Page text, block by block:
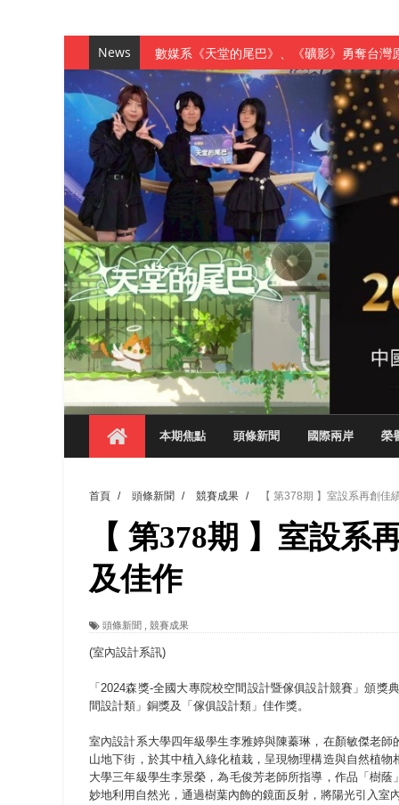
News
數媒系《天堂的尾巴》、《礦影》勇奪台灣
師生攜手磨練一個月！觀管系榮獲天籟盃
一銀彭仁主中國科大開講 解密AI時代的金
通識教育中心主辦「114學年度AI英文自我
數據後的溫度：財金系傑出校友共議「人
森城建設股份有限公司捐贈 嘉惠行管系莘
產學合作新里程！財金系師生參訪中租控股
英文公園 315期
【 第404期 】影視系榮獲59屆美國休士頓
【 第404期 】你抓得到我嗎？數媒系VR新
【 第404期 】數媒系《光影潛歷史》榮獲
【 第404期 】探索空間設計解方 室設系學
【 第404期 】從創意到實踐 數媒系學生於
【 第404期 】以品格奠基、用領導領航：
領航AI創先例！ 數媒系錄音室獲「杜比全
觀管系展現跨域創新與實作育人成效 AI智
學務處舉辦「董事長『聊』心室」 上官董
成人之美成就學生夢想 菁英學程陪伴財金
金曲陣容強勢進駐！中國科大原民音樂成果
本期焦點 頭條新聞 國際兩岸 榮
首頁 / 頭條新聞 / 競賽成果 / 【 第378期 】室設系再創佳
【 第378期 】室設系
及佳作
頭條新聞 競賽成果
(室內設計系訊)
「2024森獎-全國大專院校空間設計暨傢俱設計競賽」頒
間設計類」銅獎及「傢俱設計類」佳作獎。
室內設計系大學四年級學生李雅婷與陳蓁琳，在顏敏傑老
山地下街，於其中植入綠化植栽，呈現物理構造與自然植
大學三年級學生李景榮，為毛俊芳老師所指導，作品「樹
妙地利用自然光，通過樹葉內飾的鏡面反射，將陽光引入室